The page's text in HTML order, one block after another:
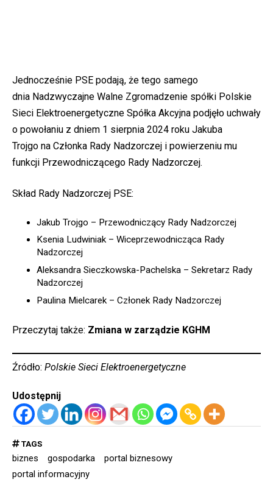
Jednocześnie PSE podają, że tego samego
dnia Nadzwyczajne Walne Zgromadzenie spółki Polskie
Sieci Elektroenergetyczne Spółka Akcyjna podjęło uchwały
o powołaniu z dniem 1 sierpnia 2024 roku Jakuba
Trojgo na Członka Rady Nadzorczej i powierzeniu mu
funkcji Przewodniczącego Rady Nadzorczej.
Skład Rady Nadzorczej PSE:
Jakub Trojgo – Przewodniczący Rady Nadzorczej
Ksenia Ludwiniak – Wiceprzewodnicząca Rady
Nadzorczej
Aleksandra Sieczkowska-Pachelska – Sekretarz Rady
Nadzorczej
Paulina Mielcarek – Członek Rady Nadzorczej
Przeczytaj także: Zmiana w zarządzie KGHM
Źródło: Polskie Sieci Elektroenergetyczne
Udostępnij
TAGS
biznes gospodarka
portal biznesowy
portal informacyjny